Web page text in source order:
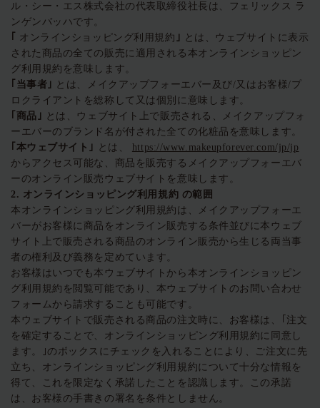
ル・シー・エス株式会社の代表取締役社長は、フェリックス ラ
ンゲンバッハです。
｢ オンラインショッピング利用規約 ｣ とは、ウェブサイトに表示
された商品の全ての販売に適用される本オンラインショッピン
グ利用規約を意味します。
｢当事者｣ とは、メイクアップフォーエバー及び/又はお客様/プ
ロクライアントを総称して又は個別に意味します。
｢商品｣ とは、ウェブサイト上で販売される、メイクアップフォ
ーエバーのブランド名が付された全ての化粧品を意味します。
｢本ウェブサイト｣
とは、
https://www.makeupforever.com/jp/jp
からアクセス可能な、商品を販売するメイクアップフォーエバ
ーのオンライン販売ウェブサイトを意味します。
2. オンラインショッピング利用規約 の範囲
本オンラインショッピング利用規約は、メイクアップフォーエ
バーがお客様に商品をオンライン販売する条件並びに本ウェブ
サイト上で販売される商品のオンライン販売から生じる両当事
者の権利及び義務を定めています。
お客様はいつでも本ウェブサイトから本オンラインショッピン
グ利用規約を閲覧可能であり、本ウェブサイトのお問い合わせ
フォームから請求することも可能です。
本ウェブサイトで販売される商品の注文時に、お客様は、｢注文
を確定することで、オンラインショッピング利用規約に同意し
ます。｣のボックスにチェックを入れることにより、ご注文に先
立ち、オンラインショッピング利用規約について十分な情報を
得て、これを限定なく承諾したことを認識します。この承諾
は、お客様の手書きの署名を条件としません。